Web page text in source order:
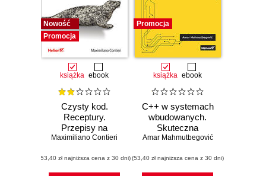
Nowość
Promocja
książka ebook
Czysty kod.
Receptury.
Przepisy na
poprawienie
Twojego kodu
Maximiliano Contieri
(53,40 zł najniższa cena z 30 dni)
Promocja
książka ebook
C++ w systemach
wbudowanych.
Skuteczna
migracja z C do
C++
Amar Mahmutbegović
(53,40 zł najniższa cena z 30 dni)